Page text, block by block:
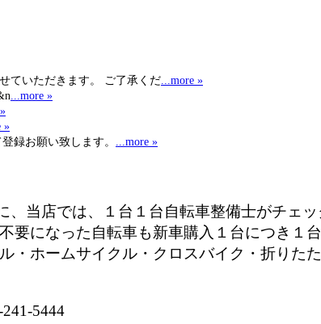
ていただきます。 ご了承くだ ...more »
...more »
»
録お願い致します。 ...more »
当店では、１台１台自転車整備士がチェ
要になった自転車も新車購入１台につき１
ホームサイクル・クロスバイク・折りた
5444